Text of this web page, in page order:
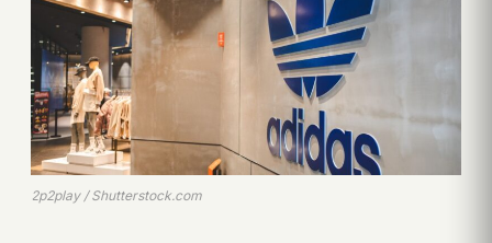
2p2play / Shutterstock.com